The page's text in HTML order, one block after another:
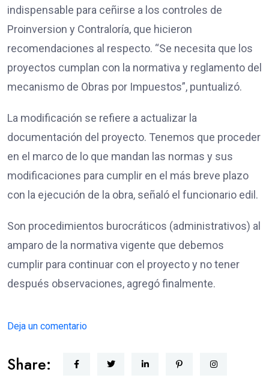
indispensable para ceñirse a los controles de
Proinversion y Contraloría, que hicieron
recomendaciones al respecto. “Se necesita que los
proyectos cumplan con la normativa y reglamento del
mecanismo de Obras por Impuestos”, puntualizó.
La modificación se refiere a actualizar la
documentación del proyecto. Tenemos que proceder
en el marco de lo que mandan las normas y sus
modificaciones para cumplir en el más breve plazo
con la ejecución de la obra, señaló el funcionario edil.
Son procedimientos burocráticos (administrativos) al
amparo de la normativa vigente que debemos
cumplir para continuar con el proyecto y no tener
después observaciones, agregó finalmente.
Deja un comentario
Share: